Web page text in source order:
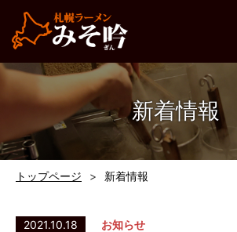
新着情報
トップページ 新着情報
2021.10.18 お知らせ